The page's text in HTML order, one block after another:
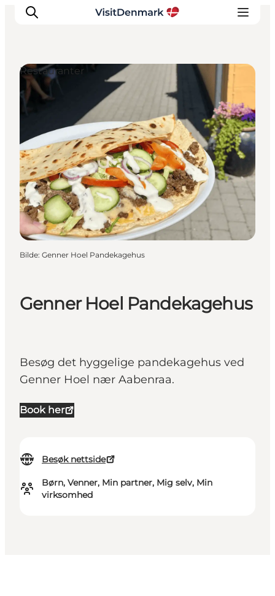
Inspirasjon
Reisemål
Aktiviteter
Overnatting
Planlegg reisen
Genner Hoel Pandekagehus
Besøg det hyggelige pandekagehus ved
Genner Hoel nær Aabenraa.
Book her
Besøk nettside
Børn, Venner, Min partner, Mig selv, Min
virksomhed
Restauranter
Bilde: Genner Hoel Pandekagehus